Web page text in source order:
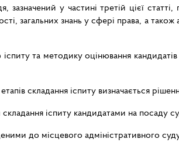
зазначений у частині третій цієї
загальних знань у сфері права, а
та методику оцінювання
складання іспиту визначається
іспиту кандидатами на посаду
до місцевого адміністративного